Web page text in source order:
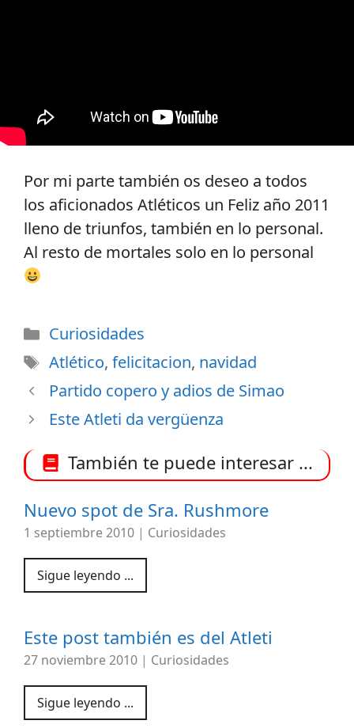
Por mi parte también os deseo a todos
los aficionados Atléticos un Feliz año 2011
lleno de triunfos, también en lo personal.
Al resto de mortales solo en lo personal
Categorías
Curiosidades
Etiquetas
Atlético, felicitacion, navidad
Partido copero y adios de Simao
Este Atleti da vergüenza
También te puede interesar ...
Nuevo spot de Sra. Rushmore
1 septiembre 2010 | Curiosidades
Sigue leyendo ...
Este post también es del Atleti
27 noviembre 2010 | Curiosidades
Sigue leyendo ...